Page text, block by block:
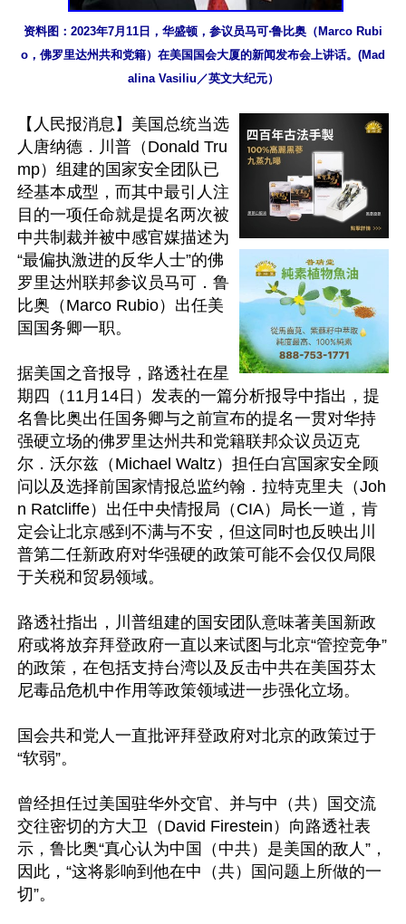
资料图：2023年7月11日，华盛顿，参议员马可‧鲁比奥（Marco Rubi
o，佛罗里达州共和党籍）在美国国会大厦的新闻发布会上讲话。(Mad
alina Vasiliu／英文大纪元）
【人民报消息】美国总统当选
人唐纳德．川普（Donald Tru
mp）组建的国家安全团队已
经基本成型，而其中最引人注
目的一项任命就是提名两次被
中共制裁并被中感官媒描述为
“最偏执激进的反华人士”的佛
罗里达州联邦参议员马可．鲁
比奥（Marco Rubio）出任美
国国务卿一职。
据美国之音报导，路透社在星
期四（11月14日）发表的一篇分析报导中指出，提
名鲁比奥出任国务卿与之前宣布的提名一贯对华持
强硬立场的佛罗里达州共和党籍联邦众议员迈克
尔．沃尔兹（Michael Waltz）担任白宫国家安全顾
问以及选择前国家情报总监约翰．拉特克里夫（Joh
n Ratcliffe）出任中央情报局（CIA）局长一道，肯
定会让北京感到不满与不安，但这同时也反映出川
普第二任新政府对华强硬的政策可能不会仅仅局限
于关税和贸易领域。
路透社指出，川普组建的国安团队意味著美国新政
府或将放弃拜登政府一直以来试图与北京“管控竞争”
的政策，在包括支持台湾以及反击中共在美国芬太
尼毒品危机中作用等政策领域进一步强化立场。
国会共和党人一直批评拜登政府对北京的政策过于
“软弱”。
曾经担任过美国驻华外交官、并与中（共）国交流
交往密切的方大卫（David Firestein）向路透社表
示，鲁比奥“真心认为中国（中共）是美国的敌人”，
因此，“这将影响到他在中（共）国问题上所做的一
切”。